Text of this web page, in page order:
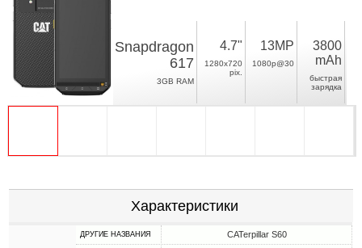
Snapdragon
617
3GB RAM
4.7"
1280x720
pix.
13MP
1080p@30
3800
mAh
быстрая
зарядка
Характеристики
ДРУГИЕ НАЗВАНИЯ CATerpillar S60